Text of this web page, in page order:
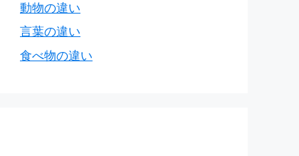
動物の違い
言葉の違い
食べ物の違い